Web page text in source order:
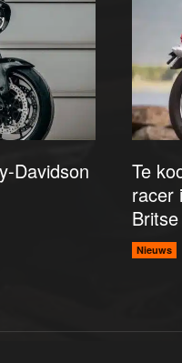
Davidson
Te
racer
Nieuws